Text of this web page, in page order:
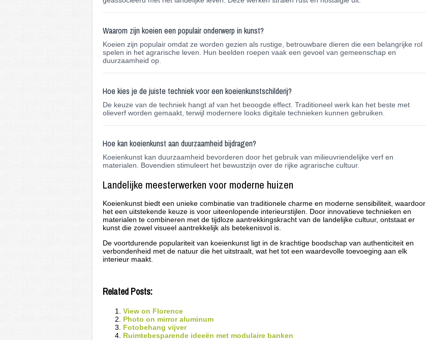
Waarom zijn koeien een populair onderwerp in kunst?
Koeien zijn populair omdat ze worden gezien als rustige, betrouwbare dieren die een belangrijke rol
spelen in het agrarische leven. Hun beelden roepen vaak een gevoel van gemeenschap en
duurzaamheid op.
Hoe kies je de juiste techniek voor een koeienkunstschilderij?
De keuze van de techniek hangt af van het beoogde effect. Traditioneel werk kan het beste met
olieverf worden gemaakt, terwijl modernere looks digitale technieken kunnen gebruiken.
Hoe kan koeienkunst aan duurzaamheid bijdragen?
Koeienkunst kan duurzaamheid bevorderen door het gebruik van milieuvriendelijke verf en
materialen. Bovendien stimuleert het bewustzijn over de rijke agrarische cultuur.
Landelijke meesterwerken voor moderne huizen
Koeienkunst biedt een unieke combinatie van traditionele charme en moderne sensibiliteit, waardoor
het een uitstekende keuze is voor uiteenlopende interieurstijlen. Door innovatieve technieken en
materialen te combineren met de tijdloze aantrekkingskracht van de landelijke cultuur, ontstaat er
kunst die zowel visueel aantrekkelijk als betekenisvol is.
De voortdurende populariteit van koeienkunst ligt in de krachtige boodschap van authenticiteit en
verbondenheid met de natuur die het uitstraalt, wat het tot een waardevolle toevoeging aan elk
interieur maakt.
Related Posts:
View on Florence
Photo on mirror aluminum
Fotobehang vijver
Ruimtebesparende ideeën met modulaire banken